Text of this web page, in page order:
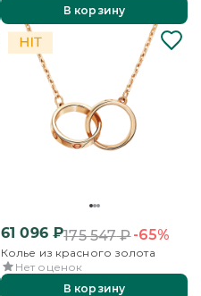
В корзину
61 096₽175 547₽-65%
Колье из красного золота
Нет оценок
В корзину